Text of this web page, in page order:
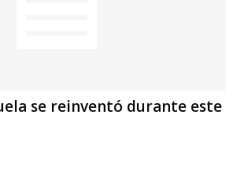
se reinventó durante este